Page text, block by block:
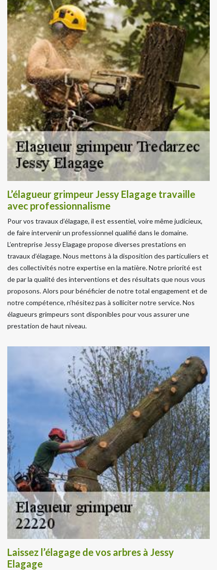
L’élagueur grimpeur Jessy Elagage travaille
avec professionnalisme
Pour vos travaux d’élagage, il est essentiel, voire même judicieux,
de faire intervenir un professionnel qualifié dans le domaine.
L’entreprise Jessy Elagage propose diverses prestations en
travaux d’élagage. Nous mettons à la disposition des particuliers et
des collectivités notre expertise en la matière. Notre priorité est
de par la qualité des interventions et des résultats que nous vous
proposons. Alors pour bénéficier de notre total engagement et de
notre compétence, n’hésitez pas à solliciter notre service. Nos
élagueurs grimpeurs sont disponibles pour vous assurer une
prestation de haut niveau.
Laissez l’élagage de vos arbres à Jessy
Elagage